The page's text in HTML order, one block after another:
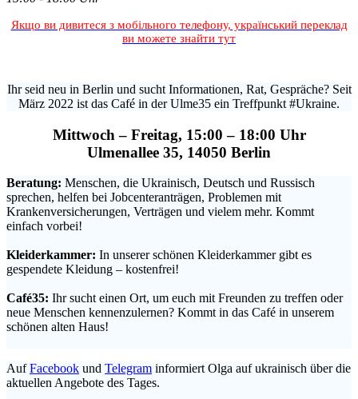
Якщо ви дивитеся з мобільного телефону, український переклад
ви можете знайти тут
Ihr seid neu in Berlin und sucht Informationen, Rat, Gespräche? Seit
März 2022 ist das Café in der Ulme35 ein Treffpunkt #Ukraine.
Mittwoch – Freitag, 15:00 – 18:00 Uhr
Ulmenallee 35, 14050 Berlin
Beratung: Menschen, die Ukrainisch, Deutsch und Russisch
sprechen, helfen bei Jobcenteranträgen, Problemen mit
Krankenversicherungen, Verträgen und vielem mehr. Kommt
einfach vorbei!
Kleiderkammer: In unserer schönen Kleiderkammer gibt es
gespendete Kleidung – kostenfrei!
Café35: Ihr sucht einen Ort, um euch mit Freunden zu treffen oder
neue Menschen kennenzulernen? Kommt in das Café in unserem
schönen alten Haus!
AufFacebook und Telegram informiert Olga auf ukrainisch über die
aktuellen Angebote des Tages.